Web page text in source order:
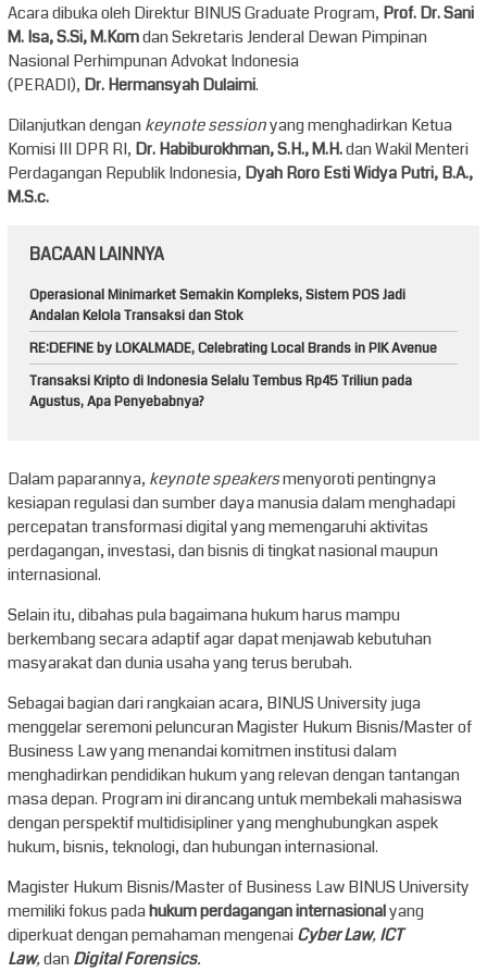
Acara dibuka oleh Direktur BINUS Graduate Program, Prof. Dr. Sani
M. Isa, S.Si, M.Komdan Sekretaris Jenderal Dewan Pimpinan
Nasional Perhimpunan Advokat Indonesia
(PERADI), Dr.Hermansyah Dulaimi.
Dilanjutkan dengankeynote sessionyang menghadirkan Ketua
Komisi III DPR RI, Dr.Habiburokhman, S.H., M.H.dan Wakil Menteri
Perdagangan Republik Indonesia, Dyah Roro Esti Widya Putri, B.A.,
M.S.c.
BACAAN LAINNYA
Operasional Minimarket Semakin Kompleks, Sistem POS Jadi
Andalan Kelola Transaksi dan Stok
RE:DEFINE by LOKALMADE, Celebrating Local Brands in PIK Avenue
Transaksi Kripto di Indonesia Selalu Tembus Rp45 Triliun pada
Agustus, Apa Penyebabnya?
Dalam paparannya, keynote speakersmenyoroti pentingnya
kesiapan regulasi dan sumber daya manusia dalam menghadapi
percepatan transformasi digital yang memengaruhi aktivitas
perdagangan, investasi, dan bisnis di tingkat nasional maupun
internasional.
Selain itu, dibahas pula bagaimana hukum harus mampu
berkembang secara adaptif agar dapat menjawab kebutuhan
masyarakat dan dunia usaha yang terus berubah.
Sebagai bagian dari rangkaian acara, BINUS University juga
menggelar seremoni peluncuran Magister Hukum Bisnis/Master of
Business Law yang menandai komitmen institusi dalam
menghadirkan pendidikan hukum yang relevan dengan tantangan
masa depan. Program ini dirancang untuk membekali mahasiswa
dengan perspektif multidisipliner yang menghubungkan aspek
hukum, bisnis, teknologi, dan hubungan internasional.
Magister Hukum Bisnis/Master of Business Law BINUS University
memiliki fokus padahukum perdagangan internasionalyang
diperkuat dengan pemahaman mengenaiCyber Law,ICT
Law,danDigital Forensics.